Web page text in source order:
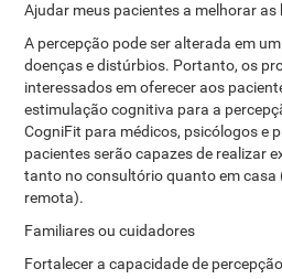
Ajudar meus pacientes a melhorar
A percepção pode ser alterada em
doenças e distúrbios. Portanto, os
interessados ​​em oferecer aos
estimulação cognitiva para a
CogniFit para médicos, psicólogos e
pacientes serão capazes de realizar
tanto no consultório quanto em
remota).
Familiares ou cuidadores
Fortalecer a capacidade de